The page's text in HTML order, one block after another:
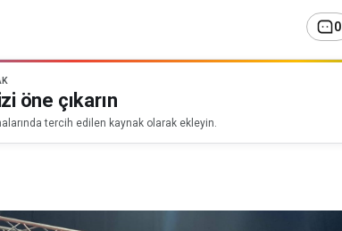
0
öne çıkarın
tercih edilen kaynak olarak ekleyin.